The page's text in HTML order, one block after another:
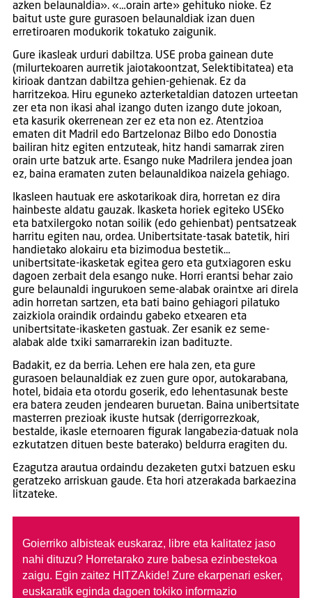
azken belaunaldia». «…orain arte» gehituko nioke. Ez
baitut uste gure gurasoen belaunaldiak izan duen
erretiroaren modukorik tokatuko zaigunik.
Gure ikasleak urduri dabiltza. USE proba gainean dute
(milurtekoaren aurretik jaiotakoontzat, Selektibitatea) eta
kirioak dantzan dabiltza gehien-gehienak. Ez da
harritzekoa. Hiru eguneko azterketaldian datozen urteetan
zer eta non ikasi ahal izango duten izango dute jokoan,
eta kasurik okerrenean zer ez eta non ez. Atentzioa
ematen dit Madril edo Bartzelonaz Bilbo edo Donostia
bailiran hitz egiten entzuteak, hitz handi samarrak ziren
orain urte batzuk arte. Esango nuke Madrilera jendea joan
ez, baina eramaten zuten belaunaldikoa naizela gehiago.
Ikasleen hautuak ere askotarikoak dira, horretan ez dira
hainbeste aldatu gauzak. Ikasketa horiek egiteko USEko
eta batxilergoko notan soilik (edo gehienbat) pentsatzeak
harritu egiten nau, ordea. Unibertsitate-tasak batetik, hiri
handietako alokairu eta bizimodua bestetik…
unibertsitate-ikasketak egitea gero eta gutxiagoren esku
dagoen zerbait dela esango nuke. Horri erantsi behar zaio
gure belaunaldi ingurukoen seme-alabak oraintxe ari direla
adin horretan sartzen, eta bati baino gehiagori pilatuko
zaizkiola oraindik ordaindu gabeko etxearen eta
unibertsitate-ikasketen gastuak. Zer esanik ez seme-
alabak alde txiki samarrarekin izan badituzte.
Badakit, ez da berria. Lehen ere hala zen, eta gure
gurasoen belaunaldiak ez zuen gure opor, autokarabana,
hotel, bidaia eta otordu goserik, edo lehentasunak beste
era batera zeuden jendearen buruetan. Baina unibertsitate
masterren prezioak ikuste hutsak (derrigorrezkoak,
bestalde, ikasle eternoaren figurak langabezia-datuak nola
ezkutatzen dituen beste baterako) beldurra eragiten du.
Ezagutza arautua ordaindu dezaketen gutxi batzuen esku
geratzeko arriskuan gaude. Eta hori atzerakada barkaezina
litzateke.
Goierriko albisteak euskaraz, libre eta kalitatez jaso
nahi dituzu? Horretarako zure babesa ezinbestekoa
zaigu. Egin zaitez HITZAkide! Zure ekarpenari esker,
euskaratik eginda dagoen tokiko informazio